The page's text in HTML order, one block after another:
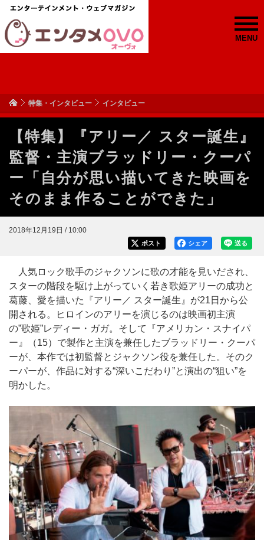
MENU
特集・インタビュー インタビュー
【特集】『アリー／ スター誕生』
監督・主演ブラッドリー・クーパ
ー「自分が思い描いてきた映画を
そのまま作ることができた」
2018年12月19日 / 10:00
送る
シェア
ポスト
人気ロック歌手のジャクソンに歌の才能を見いだされ、
スターの階段を駆け上がっていく若き歌姫アリーの成功と
葛藤、愛を描いた『アリー／ スター誕生』が21日から公
開される。ヒロインのアリーを演じるのは映画初主演
の”歌姫”レディー・ガガ。そして『アメリカン・スナイパ
ー』（15）で製作と主演を兼任したブラッドリー・クーパ
ーが、本作では初監督とジャクソン役を兼任した。そのク
ーパーが、作品に対する“深いこだわり”と演出の“狙い”を
明かした。